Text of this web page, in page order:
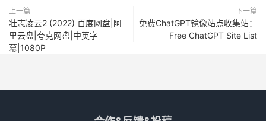
上一篇
壮志凌云2 (2022) 百度网盘|阿
里云盘|夸克网盘|中英字
幕|1080P
下一篇
免费ChatGPT镜像站点收集站：
Free ChatGPT Site List